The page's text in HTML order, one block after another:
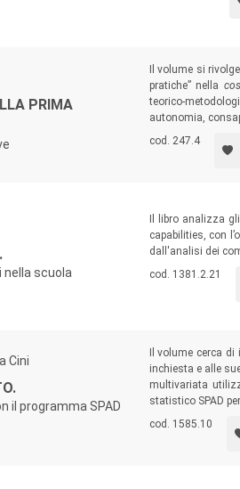
PRIMA
Il volume si
pratiche” nella
teorico-
autonomia,
cod. 247.4
scuola
Il libro analizza
capabilities, con
dall'analisi dei
cod. 1381.2.21
Cini
il programma SPAD
Il volume cerca
inchiesta e alle
multivariata
statistico SPAD
cod. 1585.10